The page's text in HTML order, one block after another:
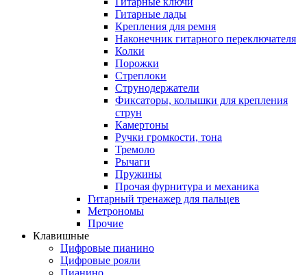
Гитарные лады
Крепления для ремня
Наконечник гитарного переключателя
Колки
Порожки
Стреплоки
Струнодержатели
Фиксаторы, колышки для крепления
струн
Камертоны
Ручки громкости, тона
Тремоло
Рычаги
Пружины
Прочая фурнитура и механика
Гитарный тренажер для пальцев
Метрономы
Прочие
Клавишные
Цифровые пианино
Цифровые рояли
Пианино